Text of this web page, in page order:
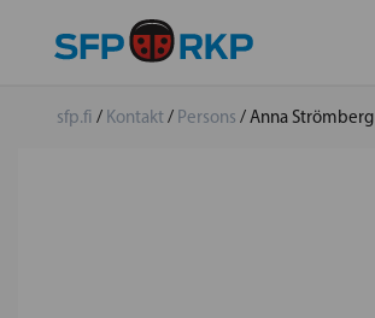
sfp.fi / Kontakt/ Persons /Anna Strömberg